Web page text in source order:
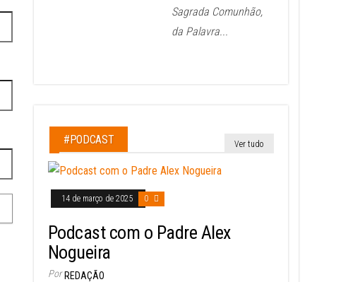
Sagrada Comunhão,
da Palavra...
#PODCAST Ver tudo
14 de março de 2025 0
Podcast com o Padre Alex
Nogueira
Por REDAÇÃO